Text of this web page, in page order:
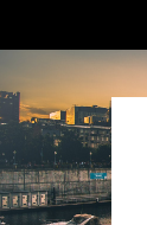
p
t
o
c
o